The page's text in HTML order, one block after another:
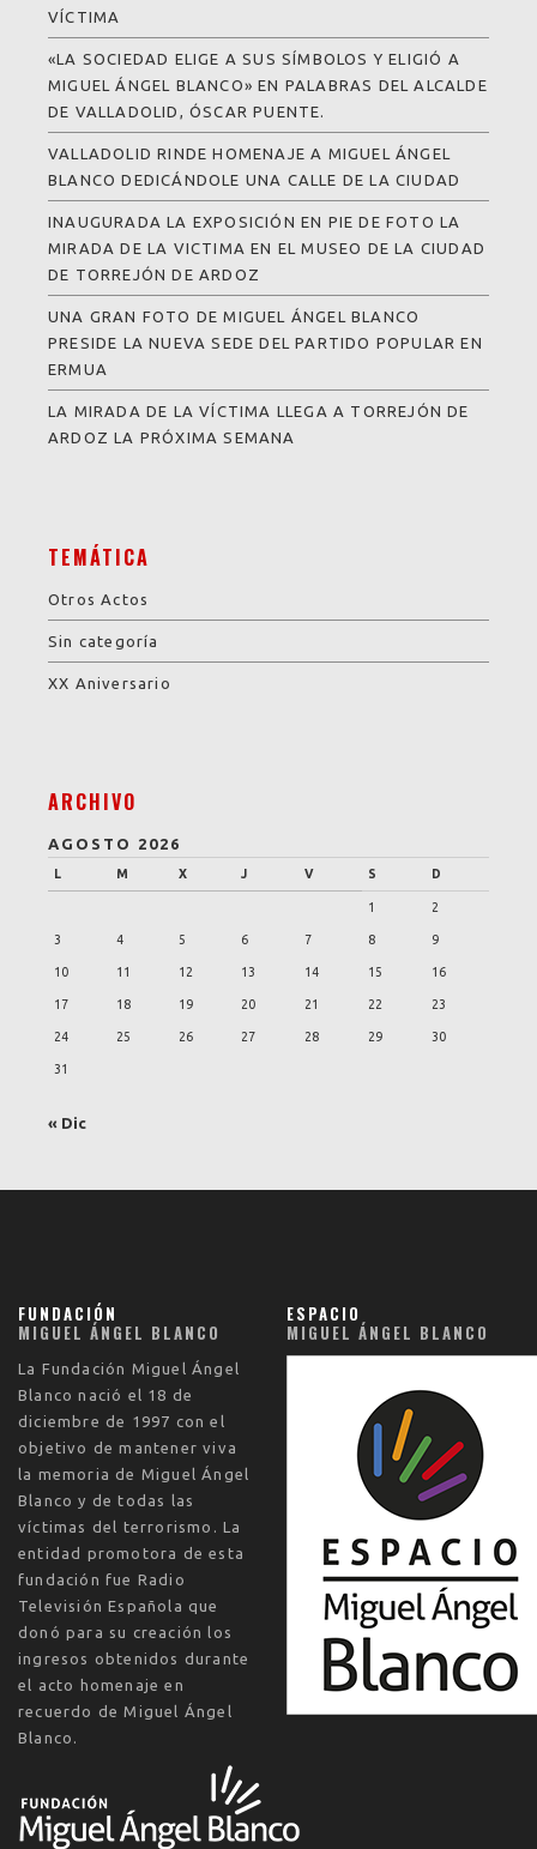
VÍCTIMA
«LA SOCIEDAD ELIGE A SUS SÍMBOLOS Y ELIGIÓ A
MIGUEL ÁNGEL BLANCO» EN PALABRAS DEL ALCALDE
DE VALLADOLID, ÓSCAR PUENTE.
VALLADOLID RINDE HOMENAJE A MIGUEL ÁNGEL
BLANCO DEDICÁNDOLE UNA CALLE DE LA CIUDAD
INAUGURADA LA EXPOSICIÓN EN PIE DE FOTO LA
MIRADA DE LA VICTIMA EN EL MUSEO DE LA CIUDAD
DE TORREJÓN DE ARDOZ
UNA GRAN FOTO DE MIGUEL ÁNGEL BLANCO
PRESIDE LA NUEVA SEDE DEL PARTIDO POPULAR EN
ERMUA
LA MIRADA DE LA VÍCTIMA LLEGA A TORREJÓN DE
ARDOZ LA PRÓXIMA SEMANA
TEMÁTICA
Otros Actos
Sin categoría
XX Aniversario
ARCHIVO
AGOSTO 2026
L M X J V S D
1 2
3 4 5 6 7 8 9
10 11 12 13 14 15 16
17 18 19 20 21 22 23
24 25 26 27 28 29 30
31
« Dic
FUNDACIÓN
MIGUEL ÁNGEL BLANCO
La Fundación Miguel Ángel
Blanco nació el 18 de
diciembre de 1997 con el
objetivo de mantener viva
la memoria de Miguel Ángel
Blanco y de todas las
víctimas del terrorismo. La
entidad promotora de esta
fundación fue Radio
Televisión Española que
donó para su creación los
ingresos obtenidos durante
el acto homenaje en
recuerdo de Miguel Ángel
Blanco.
ESPACIO
MIGUEL ÁNGEL BLANCO